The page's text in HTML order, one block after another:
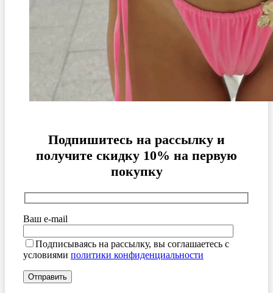
Подпишитесь на рассылку и
получите скидку 10% на первую
покупку
Ваш e-mail
Подписываясь на рассылку, вы соглашаетесь с
условиями политики конфиденциальности